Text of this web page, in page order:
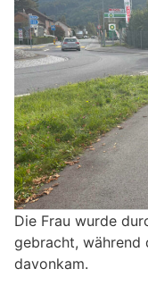
Die Frau wurde
gebracht, während
davonkam.